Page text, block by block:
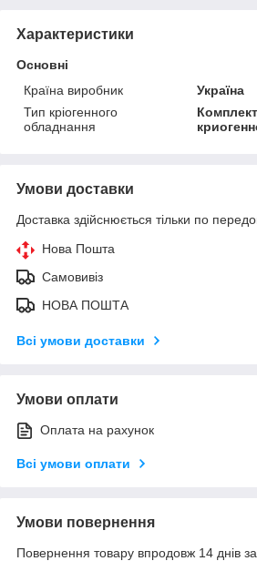
Характеристики
Основні
Країна виробник
Україна
Тип кріогенного
обладнання
Умови доставки
Доставка здійснюється тільки по
Нова Пошта
Самовивіз
НОВА ПОШТА
Всі умови доставки
Умови оплати
Оплата на рахунок
Всі умови оплати
Умови повернення
Повернення товару впродовж 14 днів